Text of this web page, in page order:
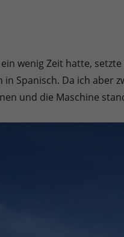
wenig Zeit hatte,
Spanisch. Da ich aber
und die Maschine